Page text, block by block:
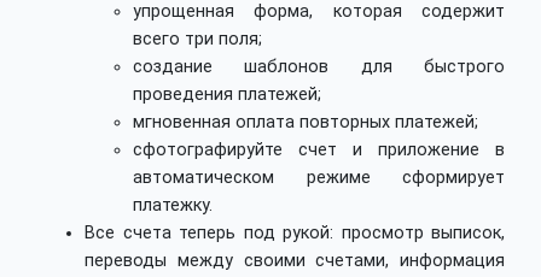
упрощенная форма, которая содержит
всего три поля;
создание шаблонов для быстрого
проведения платежей;
мгновенная оплата повторных платежей;
сфотографируйте счет и приложение в
автоматическом режиме сформирует
платежку.
Все счета теперь под рукой: просмотр выписок,
переводы между своими счетами, информация